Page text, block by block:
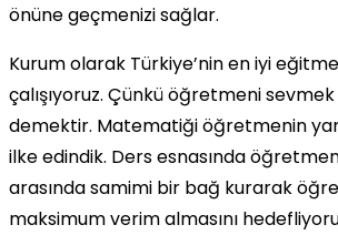
önüne geçmenizi sağlar.
Kurum olarak Türkiye’nin en iyi
çalışıyoruz. Çünkü öğretmeni
demektir. Matematiği öğretmenin
ilke edindik. Ders esnasında
arasında samimi bir bağ kurarak
maksimum verim almasını